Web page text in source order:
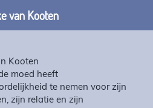
Kooten
moed heeft
te nemen voor zijn
zijn relatie en zijn
van Kooten